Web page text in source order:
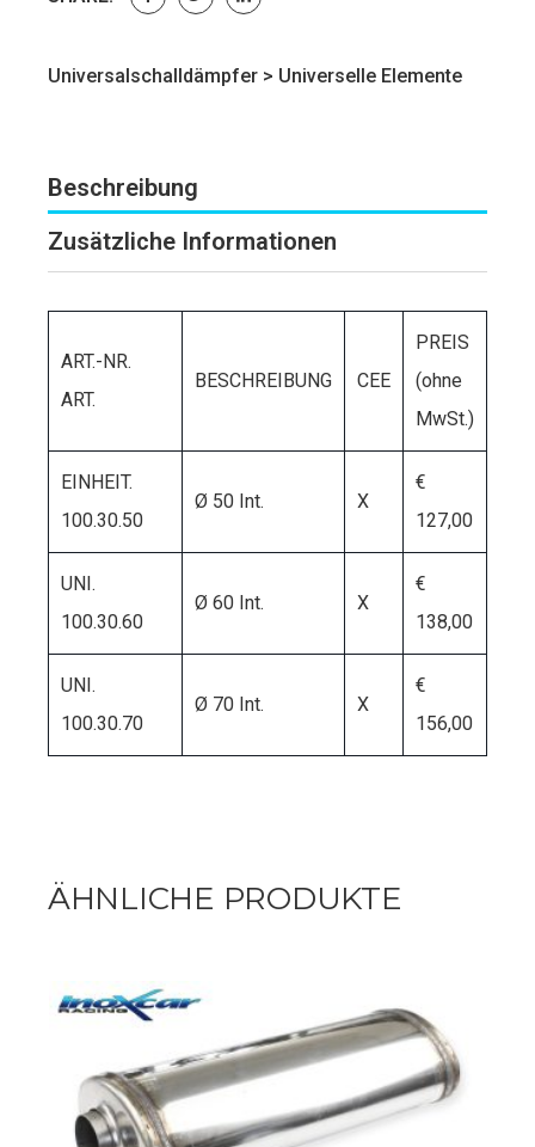
Universalschalldämpfer > Universelle Elemente
Beschreibung
Zusätzliche Informationen
ART.-NR.
ART.
BESCHREIBUNG CEE
PREIS
(ohne
MwSt.)
EINHEIT.
100.30.50
Ø 50 Int. X
€
127,00
UNI.
100.30.60
Ø 60 Int. X
€
138,00
UNI.
100.30.70
Ø 70 Int. X
€
156,00
ÄHNLICHE PRODUKTE